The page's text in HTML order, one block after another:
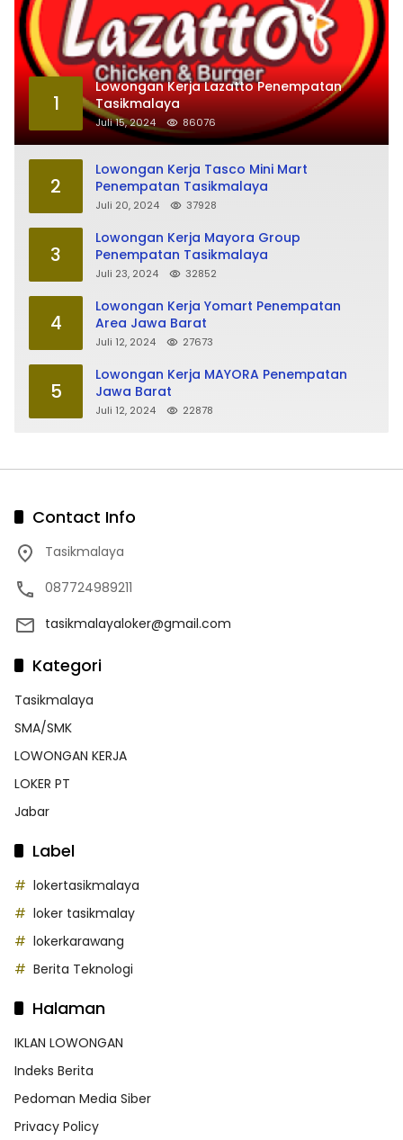
1
Lowongan Kerja Lazatto Penempatan
Tasikmalaya
Juli 15, 2024 86076
2
Lowongan Kerja Tasco Mini Mart
Penempatan Tasikmalaya
Juli 20, 2024 37928
3
Lowongan Kerja Mayora Group
Penempatan Tasikmalaya
Juli 23, 2024 32852
4
Lowongan Kerja Yomart Penempatan
Area Jawa Barat
Juli 12, 2024 27673
5
Lowongan Kerja MAYORA Penempatan
Jawa Barat
Juli 12, 2024 22878
Contact Info
Tasikmalaya
087724989211
tasikmalayaloker@gmail.com
Kategori
Tasikmalaya
SMA/SMK
LOWONGAN KERJA
LOKER PT
Jabar
Label
lokertasikmalaya
loker tasikmalay
lokerkarawang
Berita Teknologi
Halaman
IKLAN LOWONGAN
Indeks Berita
Pedoman Media Siber
Privacy Policy